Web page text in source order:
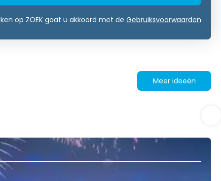
op ZOEK gaat u akkoord met de Gebruiksvoorwaarden
Meer ideeën